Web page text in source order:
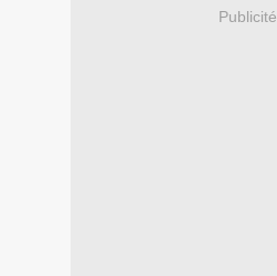
Publicité